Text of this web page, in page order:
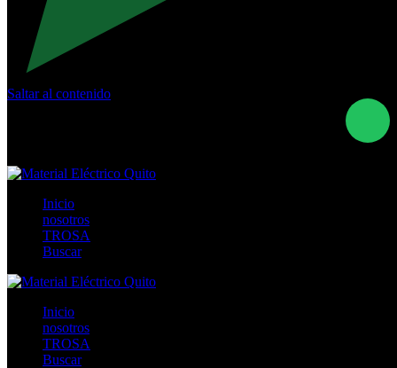
Saltar al contenido
Inicio
nosotros
TROSA
Buscar
Inicio
nosotros
TROSA
Buscar